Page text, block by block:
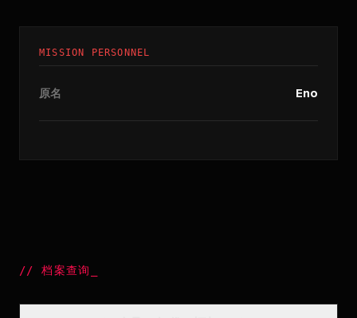
MISSION PERSONNEL
原名 Eno
//档案查询